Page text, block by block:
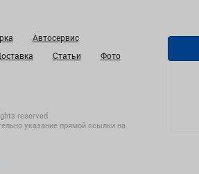
Автосервис
Статьи
Фото
reserved
указание прямой ссылки на